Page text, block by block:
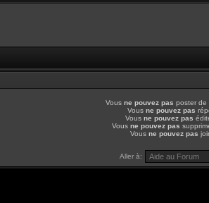
Vous ne pouvez pas poster de
Vous ne pouvez pas
Vous ne pouvez pas
Vous ne pouvez pas
Vous ne pouvez pas
Aller à: